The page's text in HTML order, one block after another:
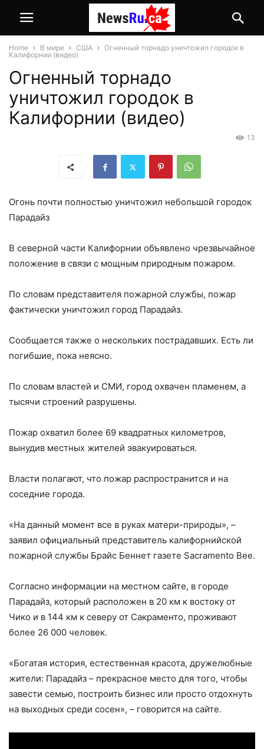
Home В мире США
Огненный торнадо уничтожил городок в
Калифорнии (видео)
Огненный торнадо
уничтожил городок в
Калифорнии (видео)
13
Огонь почти полностью уничтожил небольшой городок
Парадайз
В северной части Калифорнии объявлено чрезвычайное
положение в связи с мощным природным пожаром.
По словам представителя пожарной службы, пожар
фактически уничтожил город Парадайз.
Сообщается также о нескольких пострадавших. Есть ли
погибшие, пока неясно.
По словам властей и СМИ, город охвачен пламенем, а
тысячи строений разрушены.
Пожар охватил более 69 квадратных километров,
вынудив местных жителей эвакуироваться.
Власти полагают, что пожар распространится и на
соседние города.
«На данный момент все в руках матери-природы», –
заявил официальный представитель калифорнийской
пожарной службы Брайс Беннет газете Sacramento Bee.
Согласно информации на местном сайте, в городе
Парадайз, который расположен в 20 км к востоку от
Чико и в 144 км к северу от Сакраменто, проживают
более 26 000 человек.
«Богатая история, естественная красота, дружелюбные
жители: Парадайз – прекрасное место для того, чтобы
завести семью, построить бизнес или просто отдохнуть
на выходных среди сосен», – говорится на сайте.